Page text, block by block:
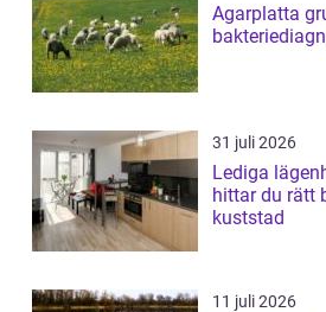
Agarplatta grunden för säker
31 juli 2026
Lediga
hittar du rätt
kuststad
11 juli 2026